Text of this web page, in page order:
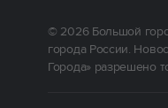
© 2026Большой
города России.
Города» разрешено